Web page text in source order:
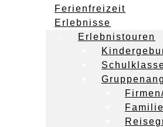
Ferienfreizeit
Erlebnisse
Erlebnistouren